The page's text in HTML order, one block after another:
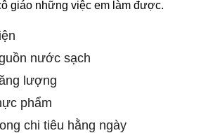
giáo những việc em làm được.
nước sạch
lượng
phẩm
chi tiêu hằng ngày